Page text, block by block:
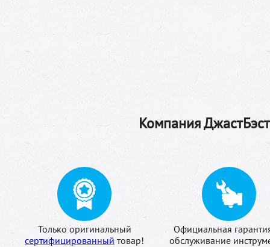
Компания
Только оригинальный
сертифицированный товар!
Официальная
обслуживание